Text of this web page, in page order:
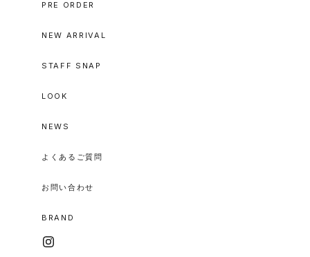
PRE ORDER
NEW ARRIVAL
STAFF SNAP
LOOK
NEWS
よくあるご質問
お問い合わせ
BRAND